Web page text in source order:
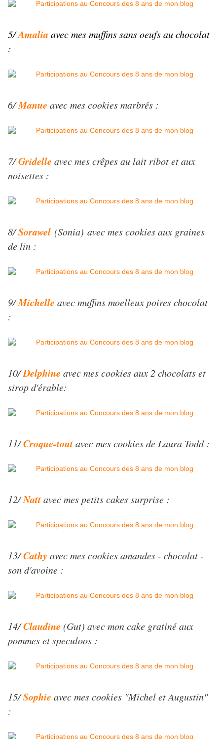
5/Amalia avec mes muffins sans oeufs au chocolat
:
6/Manue avec mes cookies marbrés :
7/Gridelle avec mes crêpes au lait ribot et aux
noisettes :
8/Sorawel (Sonia) avec mes cookies aux graines
de lin :
9/Michelle avec muffins moelleux poires chocolat
:
10/Delphine avec mes cookies aux 2 chocolats et
sirop d'érable:
11/Croque-toutavec mes cookies de Laura Todd :
12/Nattavec mes petits cakes surprise :
13/Cathy avec mes cookies amandes - chocolat -
son d'avoine :
14/Claudine (Gut) avec mon cake gratiné aux
pommes et speculoos :
15/Sophie avec mes cookies "Michel et Augustin"
: